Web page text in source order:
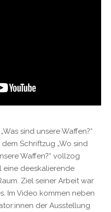
sind unsere Waffen?“
Schriftzug „Wo sind
Waffen?“ vollzog
eine deeskalierende
Ziel seiner Arbeit war
Im Video kommen neben
der Ausstellung